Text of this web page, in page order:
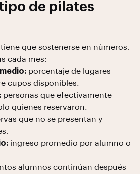
de pilates
que sostenerse en números.
cada mes:
porcentaje de lugares
cupos disponibles.
personas que efectivamente
quienes reservaron.
que no se presentan y
ingreso promedio por alumno o
alumnos continúan después